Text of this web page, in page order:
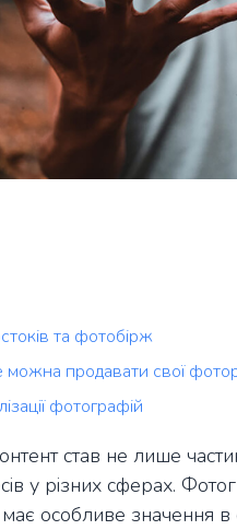
та фотобірж
можна продавати свої
фотографій
став не лише
у різних сферах.
особливе значення